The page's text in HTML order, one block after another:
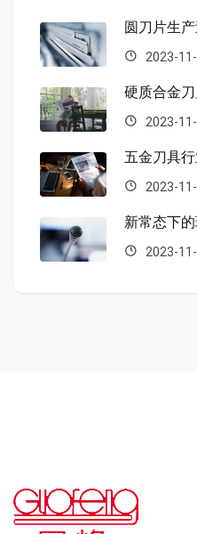
圆刀片生
2023-
硬质合金
2023-
五金刀具
2023-
新常态下
2023-